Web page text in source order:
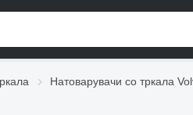
Натоварувачи со тркала